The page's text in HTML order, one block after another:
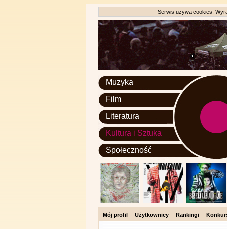
Serwis używa cookies.
Muzyka
Film
Literatura
Kultura i Sztuka
Społeczność
Mój profil Użytkownicy Rankingi